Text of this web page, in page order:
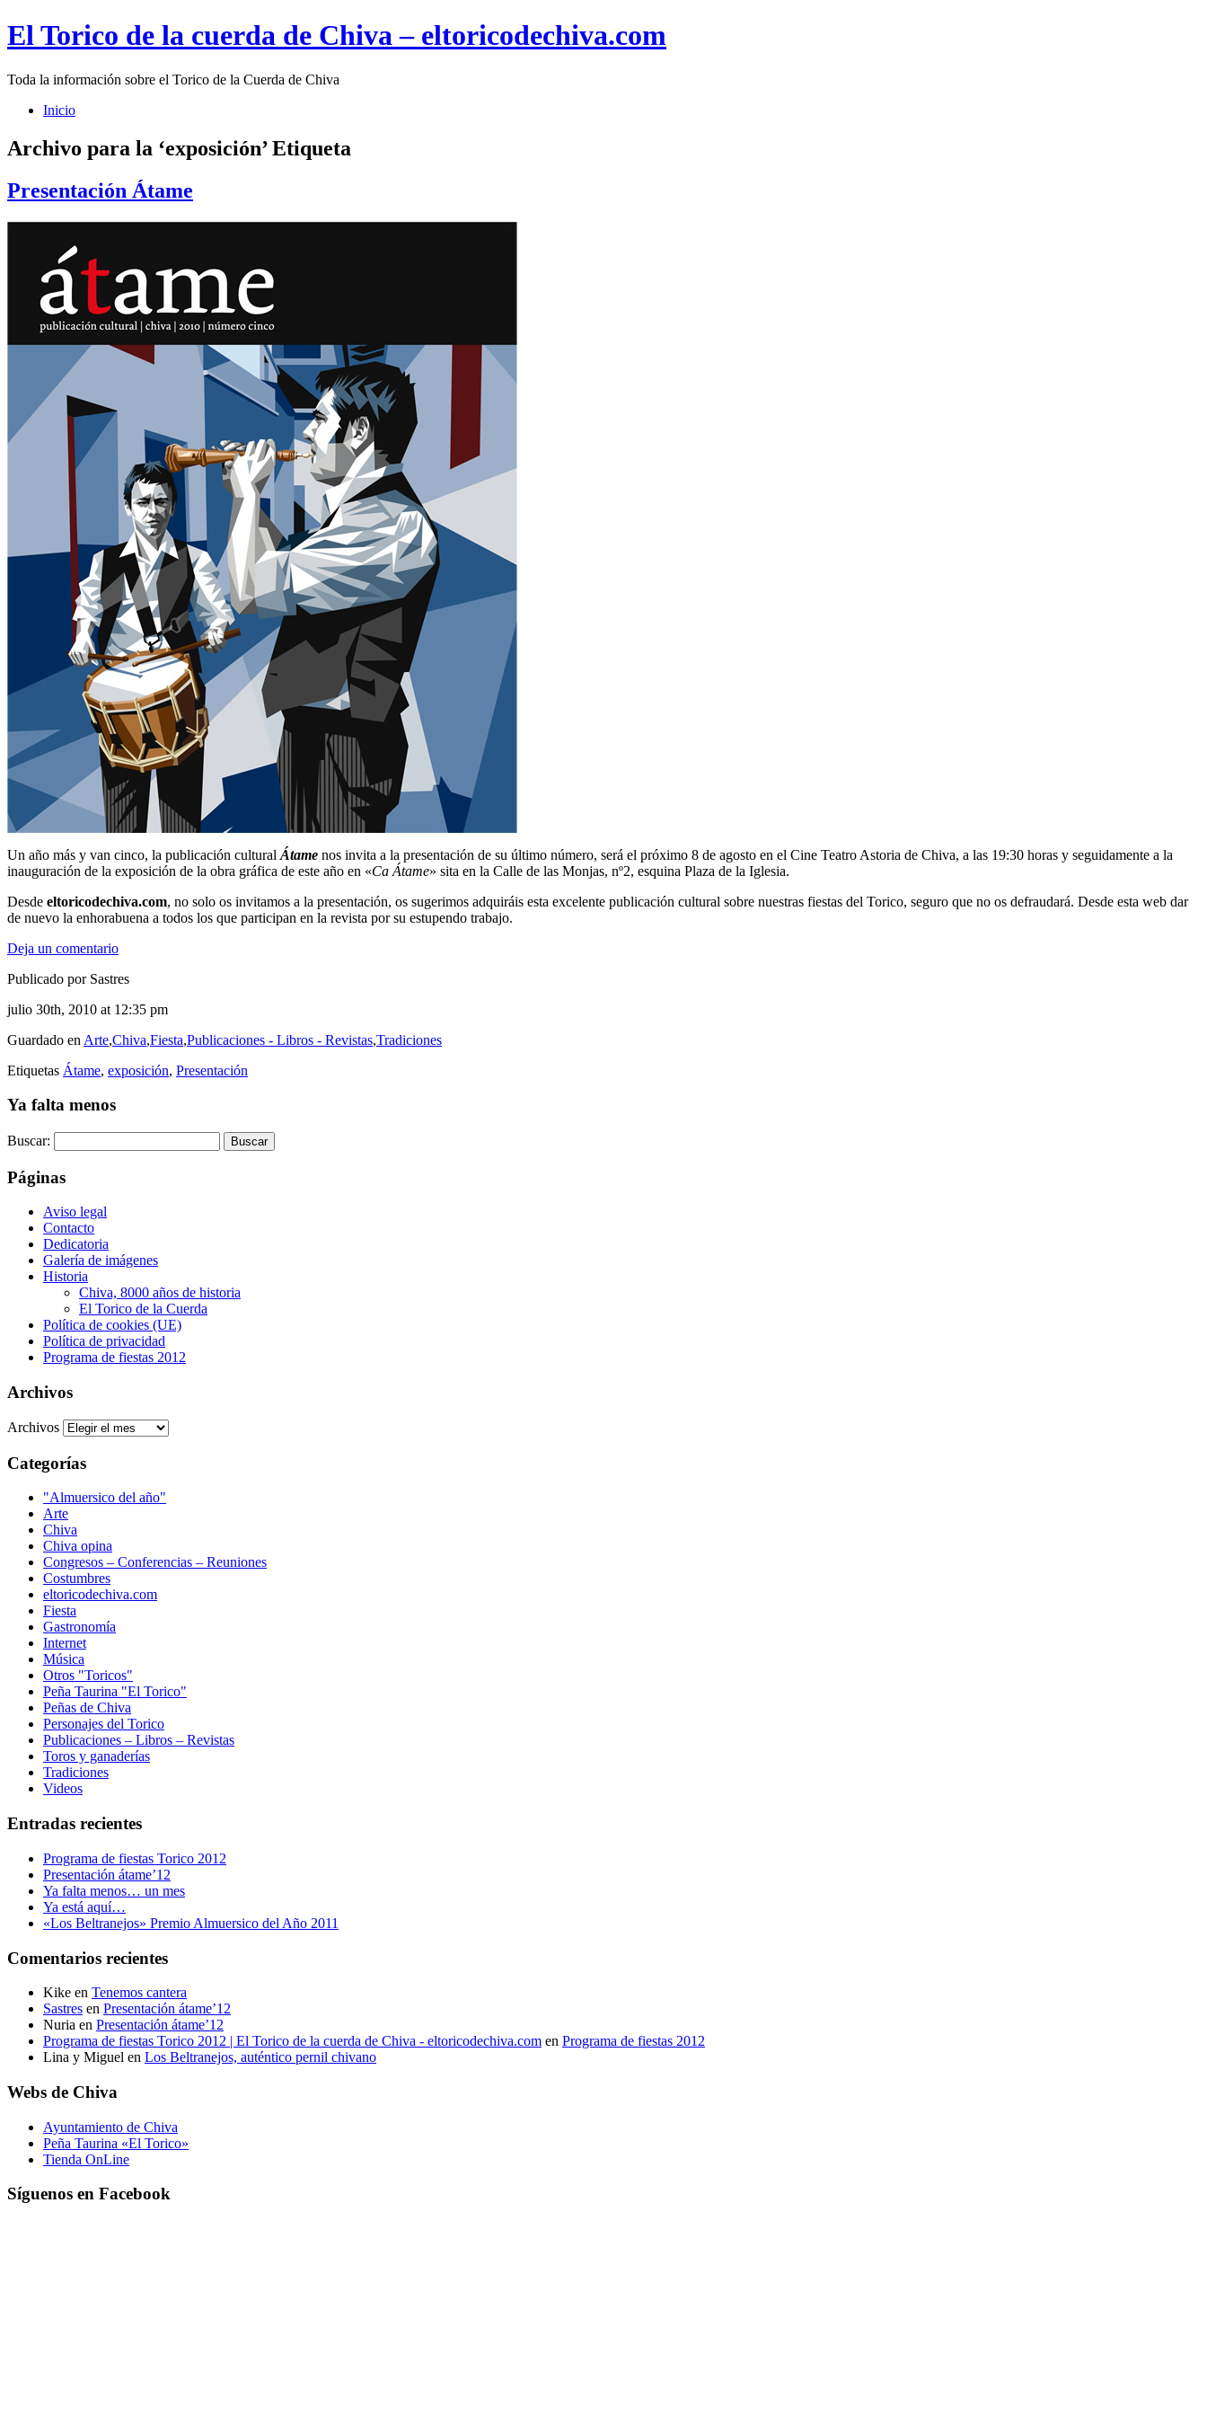
El Torico de la cuerda de Chiva – eltoricodechiva.com
Toda la información sobre el Torico de la Cuerda de Chiva
Inicio
Archivo para la ‘exposición’ Etiqueta
Presentación Átame
Un año más y van cinco, la publicación cultural Átame nos invita a la presentación de su último número, será el próximo 8 de agosto en el Cine Teatro Astoria de Chiva, a las 19:30 horas y seguidamente a la
inauguración de la exposición de la obra gráfica de este año en «Ca Átame» sita en la Calle de las Monjas, nº2, esquina Plaza de la Iglesia.
Desde eltoricodechiva.com, no solo os invitamos a la presentación, os sugerimos adquiráis esta excelente publicación cultural sobre nuestras fiestas del Torico, seguro que no os defraudará. Desde esta web dar
de nuevo la enhorabuena a todos los que participan en la revista por su estupendo trabajo.
Deja un comentario
Publicado por Sastres
julio 30th, 2010 at 12:35 pm
Guardado en Arte,Chiva,Fiesta,Publicaciones - Libros - Revistas,Tradiciones
Etiquetas Átame, exposición, Presentación
Ya falta menos
Buscar:
Páginas
Aviso legal
Contacto
Dedicatoria
Galería de imágenes
Historia
Chiva, 8000 años de historia
El Torico de la Cuerda
Política de cookies (UE)
Política de privacidad
Programa de fiestas 2012
Archivos
Archivos
Categorías
"Almuersico del año"
Arte
Chiva
Chiva opina
Congresos – Conferencias – Reuniones
Costumbres
eltoricodechiva.com
Fiesta
Gastronomía
Internet
Música
Otros "Toricos"
Peña Taurina "El Torico"
Peñas de Chiva
Personajes del Torico
Publicaciones – Libros – Revistas
Toros y ganaderías
Tradiciones
Videos
Entradas recientes
Programa de fiestas Torico 2012
Presentación átame’12
Ya falta menos… un mes
Ya está aquí…
«Los Beltranejos» Premio Almuersico del Año 2011
Comentarios recientes
Kike en Tenemos cantera
Sastres en Presentación átame’12
Nuria en Presentación átame’12
Programa de fiestas Torico 2012 | El Torico de la cuerda de Chiva - eltoricodechiva.com en Programa de fiestas 2012
Lina y Miguel en Los Beltranejos, auténtico pernil chivano
Webs de Chiva
Ayuntamiento de Chiva
Peña Taurina «El Torico»
Tienda OnLine
Síguenos en Facebook